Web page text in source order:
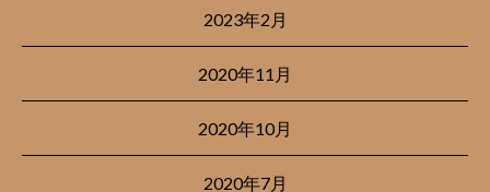
2023年2月
2020年11月
2020年10月
2020年7月